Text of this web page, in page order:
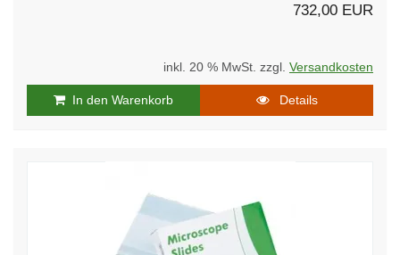
732,00 EUR
inkl. 20 % MwSt. zzgl. Versandkosten
In den Warenkorb Details